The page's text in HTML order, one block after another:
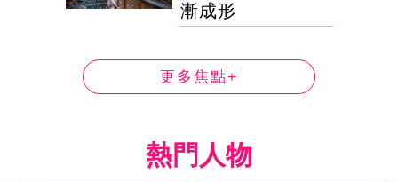
漸成形
更多焦點+
熱門人物